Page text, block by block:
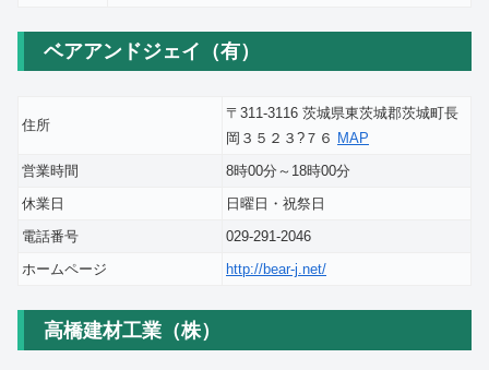
ベアアンドジェイ（有）
住所
〒311-3116 茨城県東茨城郡茨城町長
岡３５２３?７６ MAP
営業時間
8時00分～18時00分
休業日
日曜日・祝祭日
電話番号
029-291-2046
ホームページ
http://bear-j.net/
高橋建材工業（株）